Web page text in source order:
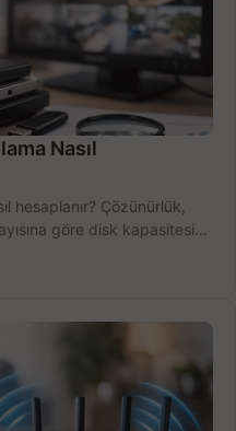
Nasıl
hesaplanır? Çözünürlük,
göre disk kapasitesini